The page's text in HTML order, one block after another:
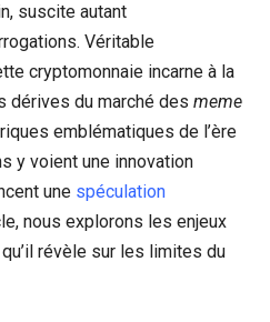
suscite autant
Véritable
cryptomonnaie incarne à la
du marché des meme
emblématiques de l’ère
y voient une innovation
une spéculation
nous explorons les enjeux
révèle sur les limites du